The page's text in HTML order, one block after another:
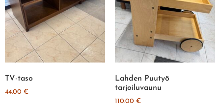
TV-taso
44.00 €
Lahden Puutyö
tarjoiluvaunu
110.00 €